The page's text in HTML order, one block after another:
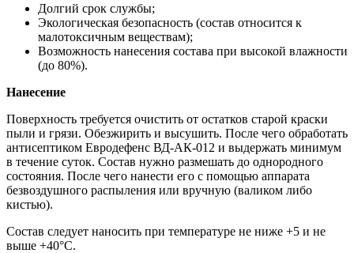
Долгий срок службы;
Экологическая безопасность (состав относится к
малотоксичным веществам);
Возможность нанесения состава при высокой влажности
(до 80%).
Нанесение
Поверхность требуется очистить от остатков старой краски
пыли и грязи. Обезжирить и высушить. После чего обработать
антисептиком Евродефенс ВД-АК-012 и выдержать минимум
в течение суток. Состав нужно размешать до однородного
состояния. После чего нанести его с помощью аппарата
безвоздушного распыления или вручную (валиком либо
кистью).
Состав следует наносить при температуре не ниже +5 и не
выше +40°С.